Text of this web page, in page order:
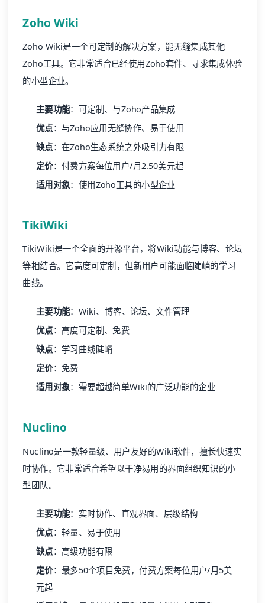
Zoho Wiki
Zoho Wiki是一个可定制的解决方案，能无缝集成其他
Zoho工具。它非常适合已经使用Zoho套件、寻求集成体验
的小型企业。
主要功能：可定制、与Zoho产品集成
优点：与Zoho应用无缝协作、易于使用
缺点：在Zoho生态系统之外吸引力有限
定价：付费方案每位用户/月2.50美元起
适用对象：使用Zoho工具的小型企业
TikiWiki
TikiWiki是一个全面的开源平台，将Wiki功能与博客、论坛
等相结合。它高度可定制，但新用户可能面临陡峭的学习
曲线。
主要功能：Wiki、博客、论坛、文件管理
优点：高度可定制、免费
缺点：学习曲线陡峭
定价：免费
适用对象：需要超越简单Wiki的广泛功能的企业
Nuclino
Nuclino是一款轻量级、用户友好的Wiki软件，擅长快速实
时协作。它非常适合希望以干净易用的界面组织知识的小
型团队。
主要功能：实时协作、直观界面、层级结构
优点：轻量、易于使用
缺点：高级功能有限
定价：最多50个项目免费，付费方案每位用户/月5美
元起